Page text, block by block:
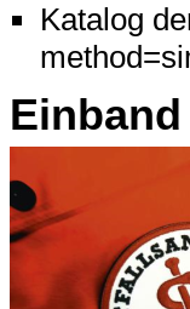
Katalog
Einband